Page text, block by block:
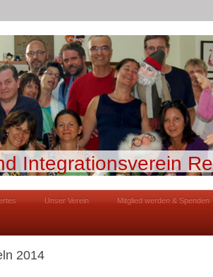
Integrationsverein
Unser Verein Mitglied werden & Spenden
2014